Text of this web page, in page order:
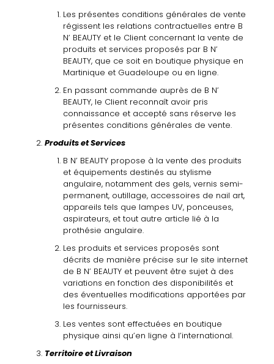
Les présentes conditions générales de vente
régissent les relations contractuelles entre B
N’ BEAUTY et le Client concernant la vente de
produits et services proposés par B N’
BEAUTY, que ce soit en boutique physique en
Martinique et Guadeloupe ou en ligne.
En passant commande auprès de B N’
BEAUTY, le Client reconnaît avoir pris
connaissance et accepté sans réserve les
présentes conditions générales de vente.
Produits et Services
B N’ BEAUTY propose à la vente des produits
et équipements destinés au stylisme
angulaire, notamment des gels, vernis semi-
permanent, outillage, accessoires de nail art,
appareils tels que lampes UV, ponceuses,
aspirateurs, et tout autre article lié à la
prothésie angulaire.
Les produits et services proposés sont
décrits de manière précise sur le site internet
de B N’ BEAUTY et peuvent être sujet à des
variations en fonction des disponibilités et
des éventuelles modifications apportées par
les fournisseurs.
Les ventes sont effectuées en boutique
physique ainsi qu’en ligne à l’international.
Territoire et Livraison